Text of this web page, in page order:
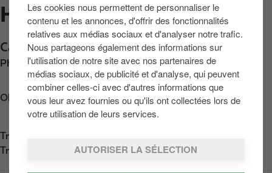
Les cookies nous permettent de personnaliser le
contenu et les annonces, d'offrir des fonctionnalités
relatives aux médias sociaux et d'analyser notre trafic.
Nous partageons également des informations sur
l'utilisation de notre site avec nos partenaires de
médias sociaux, de publicité et d'analyse, qui peuvent
combiner celles-ci avec d'autres informations que
vous leur avez fournies ou qu'ils ont collectées lors de
votre utilisation de leurs services.
AUTORISER LA SÉLECTION
c
o
n
t
e
u
n
HERENTALS
Cardijnlaan 1/1,Herentals, BE-2200 ,BE
Phone: +3214848552
Obtenir l'itinéraire
Trouvez nous sur
Trouvez nous surGoogle Play